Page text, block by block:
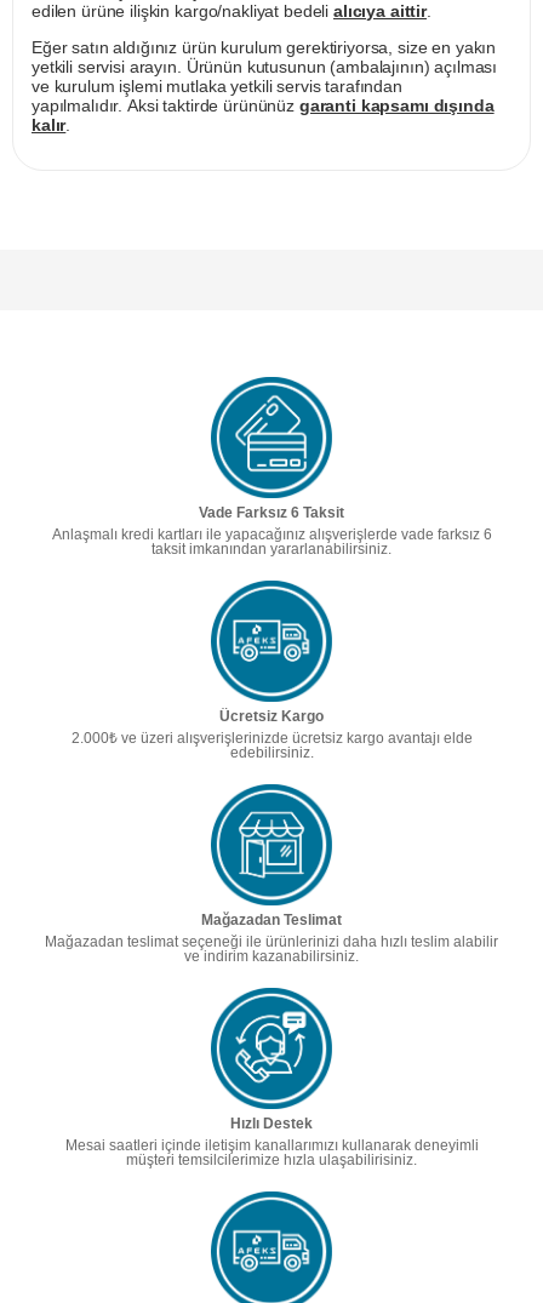
edilen ürüne ilişkin kargo/nakliyat bedeli alıcıya aittir.
Eğer satın aldığınız ürün kurulum gerektiriyorsa, size en yakın
yetkili servisi arayın. Ürünün kutusunun (ambalajının) açılması
ve kurulum işlemi mutlaka yetkili servis tarafından
yapılmalıdır. Aksi taktirde ürününüz garanti kapsamı dışında
kalır.
Vade Farksız 6 Taksit
Anlaşmalı kredi kartları ile yapacağınız alışverişlerde vade farksız 6
taksit imkanından yararlanabilirsiniz.
Ücretsiz Kargo
2.000₺ ve üzeri alışverişlerinizde ücretsiz kargo avantajı elde
edebilirsiniz.
Mağazadan Teslimat
Mağazadan teslimat seçeneği ile ürünlerinizi daha hızlı teslim alabilir
ve indirim kazanabilirsiniz.
Hızlı Destek
Mesai saatleri içinde iletişim kanallarımızı kullanarak deneyimli
müşteri temsilcilerimize hızla ulaşabilirisiniz.